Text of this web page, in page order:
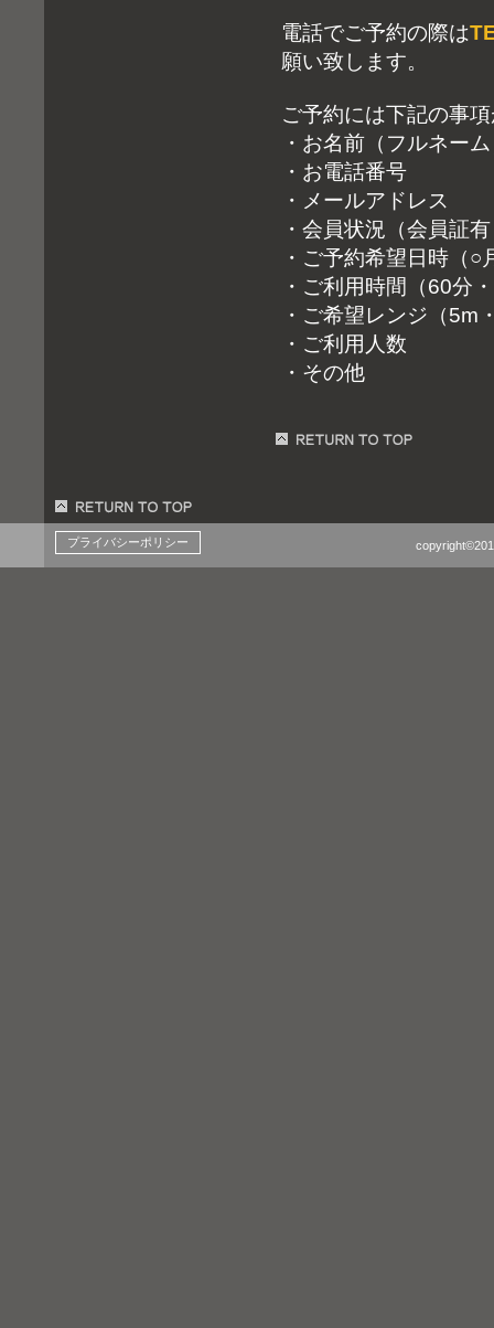
電話でご予約の際は
願い致します。
ご予約には下記の事
・お名前（フルネー
・お電話番号
・メールアドレス
・会員状況（会員証
・ご予約希望日時（○
・ご利用時間（60分
・ご希望レンジ（5m
・ご利用人数
・その他
プライバシーポリシー